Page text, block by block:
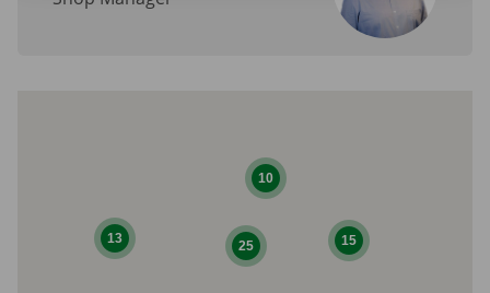
25 15
13
10